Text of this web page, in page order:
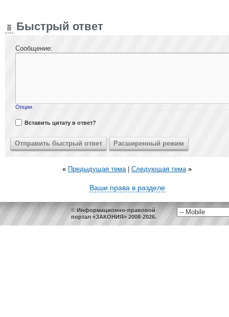
Быстрый ответ
Сообщение:
Опции
Вставить цитату в ответ?
« Предыдущая тема| Следующая тема »
Ваши права в разделе
© Информационно-правовой
портал «ЗАКОНИЯ» 2008-2026.